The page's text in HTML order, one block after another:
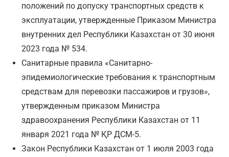
положений по допуску транспортных средств к
эксплуатации, утвержденные Приказом Министра
внутренних дел Республики Казахстан от 30 июня
2023 года № 534.
Санитарные правила «Санитарно-
эпидемиологические требования к транспортным
средствам для перевозки пассажиров и грузов»,
утвержденным приказом Министра
здравоохранения Республики Казахстан от 11
января 2021 года № ҚР ДСМ-5.
Закон Республики Казахстан от 1 июля 2003 года